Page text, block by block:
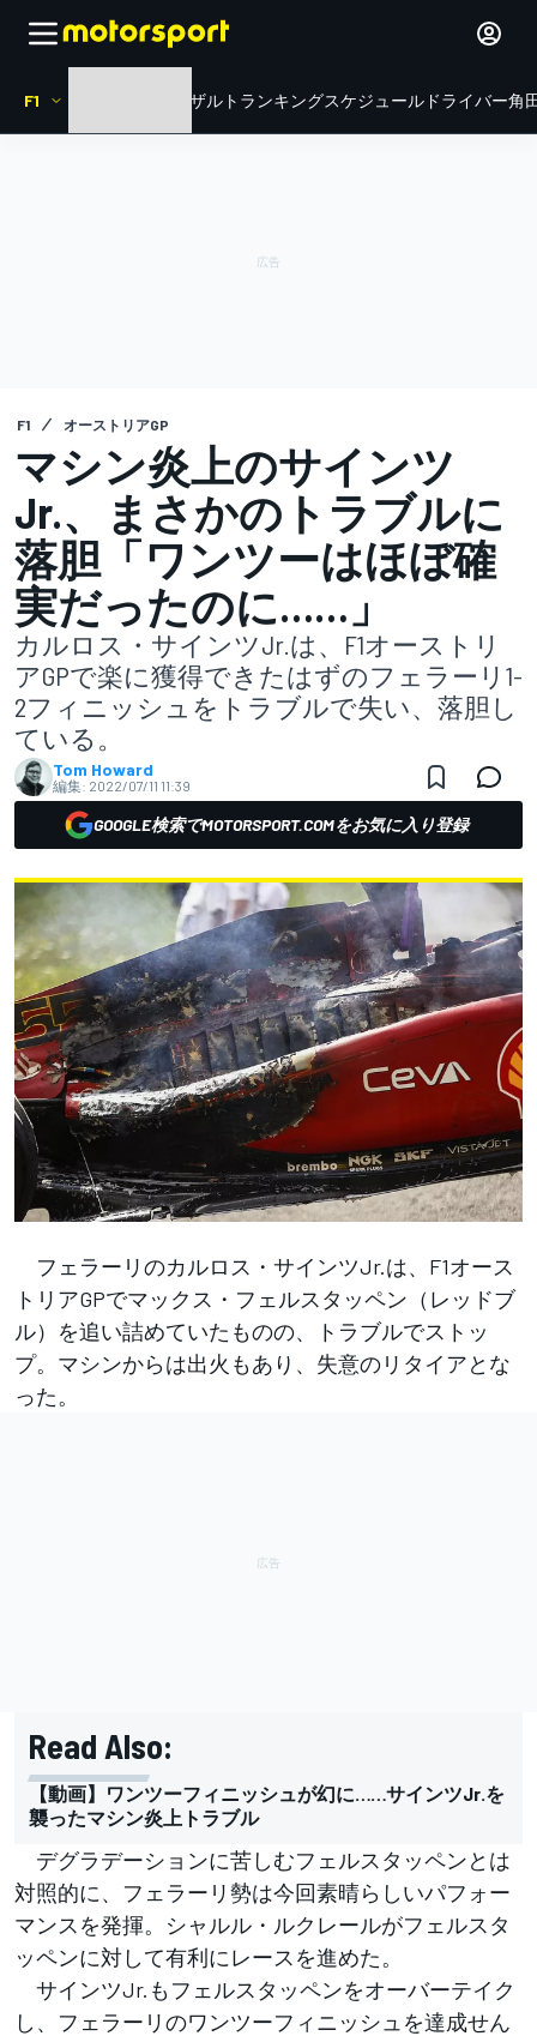
F1 リザルト ランキングスケジュール ドライバー角
F1 オーストリアGP
マシン炎上のサインツ
Jr.、まさかのトラブルに
落胆「ワンツーはほぼ確
実だったのに……」
カルロス・サインツJr.は、F1オーストリ
アGPで楽に獲得できたはずのフェラーリ1-
2フィニッシュをトラブルで失い、落胆し
ている。
Tom Howard
編集: 2022/07/11 11:39
GOOGLE検索でMOTORSPORT.COMをお気に入り登録
フェラーリのカルロス・サインツJr.は、F1オース
トリアGPでマックス・フェルスタッペン（レッドブ
ル）を追い詰めていたものの、トラブルでストッ
プ。マシンからは出火もあり、失意のリタイアとな
った。
Read Also:
【動画】ワンツーフィニッシュが幻に……サインツJr.を
襲ったマシン炎上トラブル
デグラデーションに苦しむフェルスタッペンとは
対照的に、フェラーリ勢は今回素晴らしいパフォー
マンスを発揮。シャルル・ルクレールがフェルスタ
ッペンに対して有利にレースを進めた。
サインツJr.もフェルスタッペンをオーバーテイク
し、フェラーリのワンツーフィニッシュを達成せん